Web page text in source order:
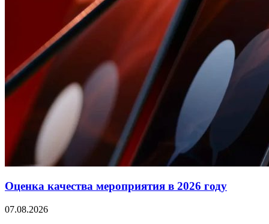
Оценка качества мероприятия в 2026 году
07.08.2026